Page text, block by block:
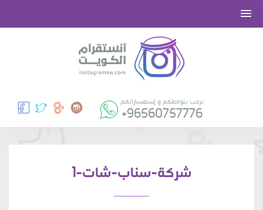
نرحب بتواصلكم و إستفساراتكم
+96560757776
شركة-سناب-شات-1